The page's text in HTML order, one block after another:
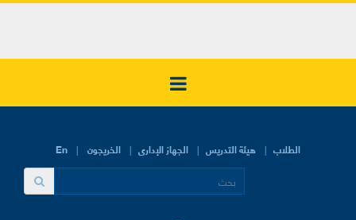
En الطلاب هيئة التدريس الجهاز الإدارى الخريجون